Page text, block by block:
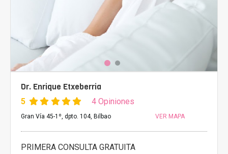
Dr. Enrique Etxeberria
5 4 Opiniones
Gran Vía 45-1º, dpto. 104, Bilbao VER MAPA
PRIMERA CONSULTA GRATUITA